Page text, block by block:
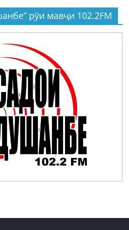
рӯи мавҷи 102.2FM